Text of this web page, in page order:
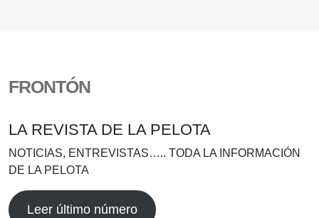
FRONTÓN
LA REVISTA DE LA PELOTA
NOTICIAS, ENTREVISTAS….. TODA LA INFORMACIÓN
DE LA PELOTA
Leer último número